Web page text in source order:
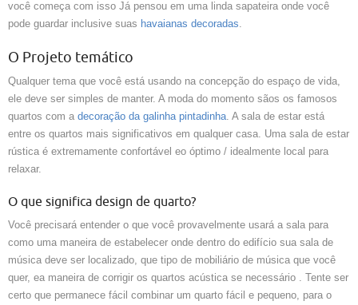
você começa com isso Já pensou em uma linda sapateira onde você
pode guardar inclusive suas havaianas decoradas
O Projeto temático
Qualquer tema que você está usando na concepção do espaço de vida,
ele deve ser simples de manter. A moda do momento sãos os famosos
quartos com a decoração da galinha pintadinha . A sala de estar está
entre os quartos mais significativos em qualquer casa. Uma sala de estar
rústica é extremamente confortável eo óptimo / idealmente local para
relaxar.
O que significa design de quarto?
Você precisará entender o que você provavelmente usará a sala para
como uma maneira de estabelecer onde dentro do edifício sua sala de
música deve ser localizado, que tipo de mobiliário de música que você
quer, ea maneira de corrigir os quartos acústica se necessário . Tente ser
certo que permanece fácil combinar um quarto fácil e pequeno, para o